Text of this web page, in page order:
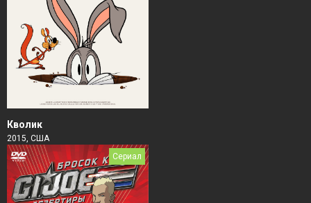
Кволик
2015, США
Сериал